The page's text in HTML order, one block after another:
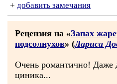
+ добавить замечания
Рецензия на «Запах
подсолнухов» (Лариса
Очень романтично! Даже
циника...